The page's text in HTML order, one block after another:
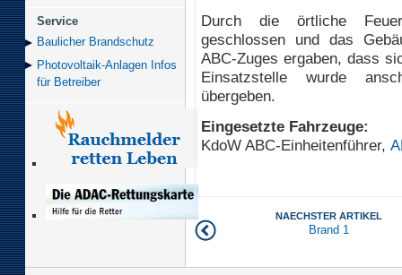
Service
Baulicher Brand­schutz
Photovoltaik-Anlagen Infos
für Betreiber
Durch die örtliche
geschlossen und das
ABC-Zuges ergaben, dass
Einsatzstelle wurde
übergeben.
Eingesetzte Fahrzeuge:
KdoW ABC-Einheitenführer,
NAECHSTER ARTIKEL
Brand 1